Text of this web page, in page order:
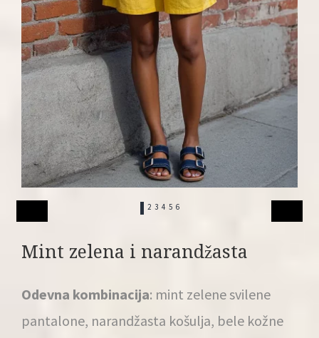
2 3 4 5 6
Mint zelena i narandžasta
Odevna kombinacija: mint zelene svilene
pantalone, narandžasta košulja, bele kožne